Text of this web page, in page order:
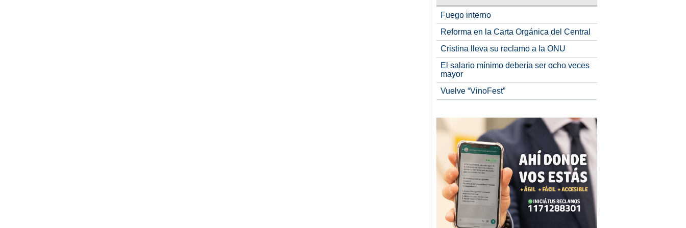
Fuego interno
Reforma en la Carta Orgánica del Central
Cristina lleva su reclamo a la ONU
El salario mínimo debería ser ocho veces
mayor
Vuelve “VinoFest”